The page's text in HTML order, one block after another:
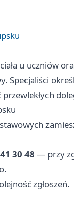
u uczniów
Specjaliści
30 48 — przy
zgłoszeń.